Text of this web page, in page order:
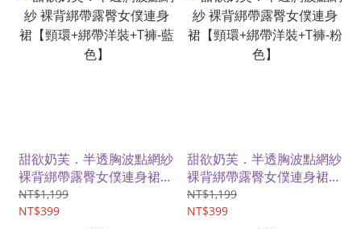
甜欲奶芙．半透胸波點網紗
裸背綁帶露臀女僕連身裙
【頸環+綁帶洋裝+T褲-藍
色】
NT$1,199
NT$399
甜欲奶芙．半透胸波點網紗
裸背綁帶露臀女僕連身裙
【頸環+綁帶洋裝+T褲-粉
色】
NT$1,199
NT$399